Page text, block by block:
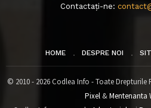
Contactați-ne:
HOME DESPRE NOI
© 2010 - 2026 Codlea Info - Toate Drepturile
Pixel&Mentenanta